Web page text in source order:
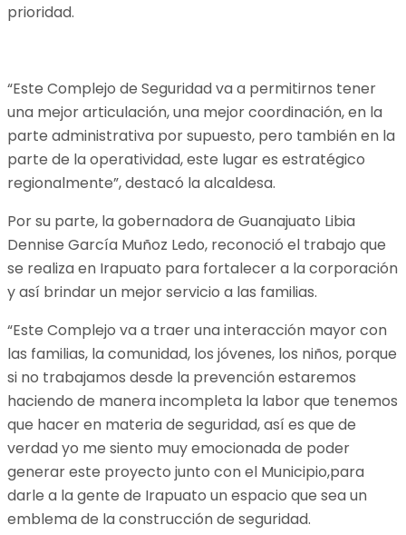
prioridad.
“Este Complejo de Seguridad va a permitirnos tener
una mejor articulación, una mejor coordinación, en la
parte administrativa por supuesto, pero también en la
parte de la operatividad, este lugar es estratégico
regionalmente”, destacó la alcaldesa.
Por su parte, la gobernadora de Guanajuato Libia
Dennise García Muñoz Ledo, reconoció el trabajo que
se realiza en Irapuato para fortalecer a la corporación
y así brindar un mejor servicio a las familias.
“Este Complejo va a traer una interacción mayor con
las familias, la comunidad, los jóvenes, los niños, porque
si no trabajamos desde la prevención estaremos
haciendo de manera incompleta la labor que tenemos
que hacer en materia de seguridad, así es que de
verdad yo me siento muy emocionada de poder
generar este proyecto junto con el Municipio,para
darle a la gente de Irapuato un espacio que sea un
emblema de la construcción de seguridad.